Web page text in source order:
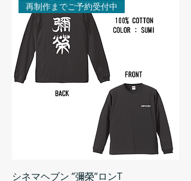
再制作までご予約受付中
シネマヘブン ”彌榮”ロンT